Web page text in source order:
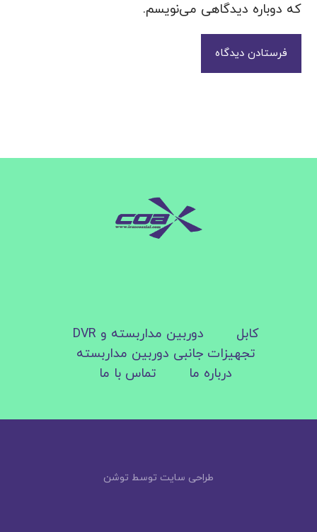
که دوباره دیدگاهی می‌نویسم.
فرستادن دیدگاه
کابل
دوربین مداربسته و DVR
تجهیزات جانبی دوربین مداربسته
درباره ما
تماس با ما
طراحی سایت توسط توشن